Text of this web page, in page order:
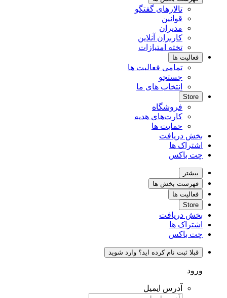
تالارهای گفتگو
قوانین
مدیران
کاربران آنلاین
تخته امتیازات
فعالیت ها
تمامی فعالیت ها
جستجو
انتخاب های ما
Store
فروشگاه
کارت‌های هدیه
حمایت ها
بخش دریافت
اشتراک ها
چت باکس
بیشتر
فهرست بخش ها
فعالیت ها
Store
بخش دریافت
اشتراک ها
چت باکس
قبلا ثبت نام کرده اید؟ وارد شوید
ورود
آدرس ایمیل